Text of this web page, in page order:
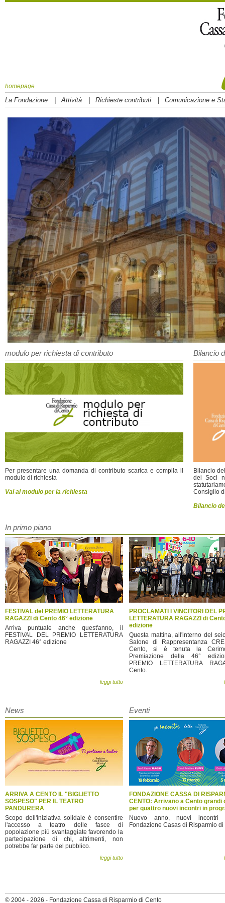
homepage
La Fondazione | Attività | Richieste contributi | Comunicazione e
modulo per richiesta di contributo
Per presentare una domanda di contributo scarica e compila il
modulo di richiesta
Vai al modulo per la richiesta
Bilancio
Bilancio
dei Soci
Consiglio
Bilancio
In primo piano
FESTIVAL del PREMIO LETTERATURA
RAGAZZI di Cento 46° edizione
Arriva puntuale anche quest'anno, il
FESTIVAL DEL PREMIO LETTERATURA
RAGAZZI 46° edizione
PROCLAMATI I VINCITORI DEL
LETTERATURA RAGAZZI di
edizione
Questa mattina, all'interno del
Salone di Rappresentanza
Cento, si è tenuta la
Premiazione della 46°
PREMIO LETTERATURA
Cento.
leggi tutto
News
ARRIVA A CENTO IL "BIGLIETTO
SOSPESO" PER IL TEATRO
PANDURERA
Scopo dell'iniziativa solidale è consentire
l'accesso a teatro delle fasce di
popolazione più svantaggiate favorendo la
partecipazione di chi, altrimenti, non
potrebbe far parte del pubblico.
Eventi
FONDAZIONE CASSA DI
CENTO: Arrivano a Cento grandi
per quattro nuovi incontri in
Nuovo anno, nuovi
Fondazione Casas di Risparmio di
leggi tutto
© 2004 - 2026 - Fondazione Cassa di Risparmio di Cento